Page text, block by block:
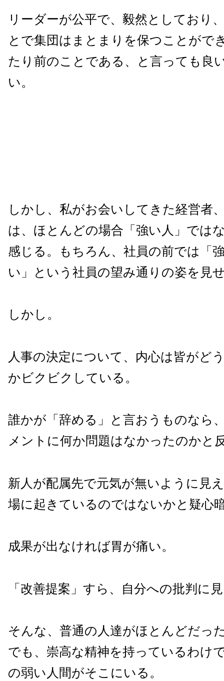
リーダーが公平で、毅然としており
とで集団はまとまりを保つことがで
たり前のことである、と言っても良
い。
しかし、私がお会いしてきた経営者
は、ほとんどの場合「強い人」では
感じる。もちろん、社員の前では「
い」という社員の望み通りの姿を見
しかし。
人事の決定について、内心は皆がど
かビクビクしている。
誰かが「辞める」と言おうものなら
メントに何か問題はなかったのかと
新人が配属先で元気が無いように見
場に起きているのではないかと疑心
成果が出なければ胃が痛い。
「改善提案」すら、自分への批判に
そんな、普通の人達がほとんどだっ
でも、崇高な精神を持っているわけ
の弱い人間がそこにいる。